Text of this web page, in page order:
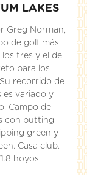
LAKES
Greg Norman,
de golf más
tres y el de
para los
recorrido de
es variado y
Campo de
con putting
green y
Casa club.
hoyos.